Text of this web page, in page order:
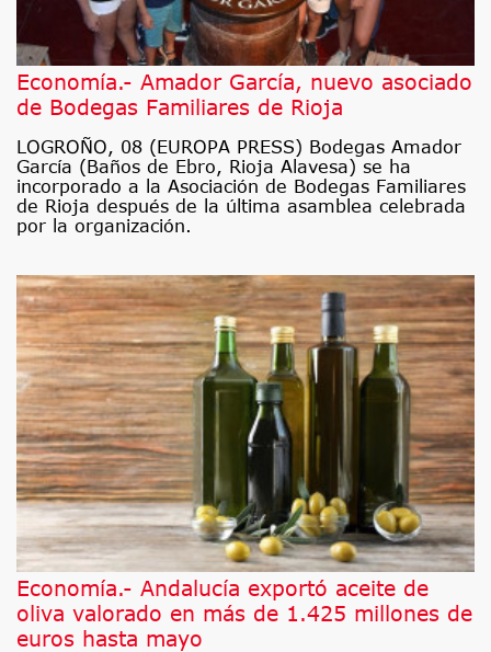
Economía.- Amador García, nuevo asociado
de Bodegas Familiares de Rioja
LOGROÑO, 08 (EUROPA PRESS) Bodegas Amador
García (Baños de Ebro, Rioja Alavesa) se ha
incorporado a la Asociación de Bodegas Familiares
de Rioja después de la última asamblea celebrada
por la organización.
Economía.- Andalucía exportó aceite de
oliva valorado en más de 1.425 millones de
euros hasta mayo